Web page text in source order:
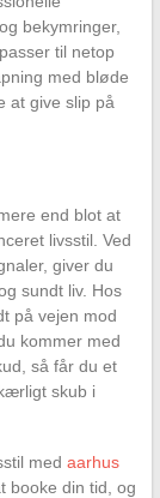
bekymringer,
til netop
med bløde
at give slip på
end blot at
livsstil. Ved
giver du
sundt liv. Hos
på vejen mod
kommer med
så får du et
skub i
med aarhus
booke din tid, og